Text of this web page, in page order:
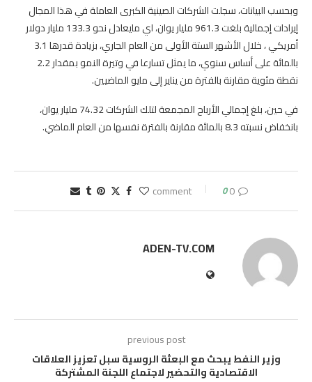
وبحسب البيانات، سجلت الشركات الصينية الكبرى العاملة في هذا المجال
إيرادات إجمالية بلغت 961.3 مليار يوان، اي مايعادل نحو 133.3 مليار دولار
أمريكي ، خلال الأشهر الستة الأولى من العام الجاري، بزيادة قدرها 3.1
بالمائة على أساس سنوي، ما يمثل تسارعا في وتيرة النمو بمقدار 2.2
نقطة مئوية مقارنة بالفترة من يناير إلى مايو الماضيين.
في حين، بلغ إجمالي الأرباح المجمعة لتلك الشركات 74.32 مليار يوان،
بانخفاض نسبته 8.3 بالمائة مقارنة بالفترة نفسها من العام الماضي.
0 comment
0
ADEN-TV.COM
previous post
وزير النفط يبحث مع البعثة الروسية سبل تعزيز العلاقات
الاقتصادية والتحضير لاجتماع اللجنة المشتركة